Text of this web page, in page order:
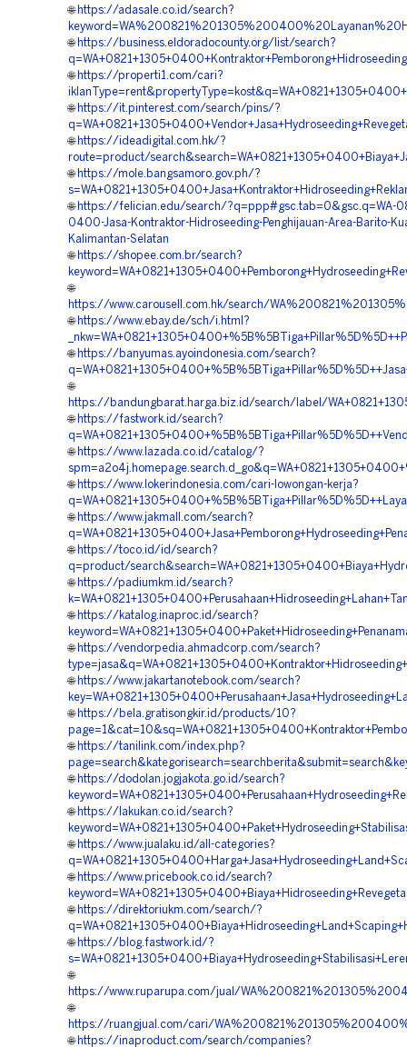
🌐 https://adasale.co.id/search?
🌐 https://business.eldoradocounty.org/list/search?
🌐 https://properti1.com/cari?
🌐 https://it.pinterest.com/search/pins/?
🌐 https://ideadigital.com.hk/?
route=product/
🌐 https://mole.bangsamoro.gov.ph/?
🌐 https://felician.edu/search/?q=ppp#gsc.tab=0&gsc.q=WA-
0400-Jasa-Kontraktor-Hidroseeding-Penghijauan-Area-Barito-
Kalimantan-Selatan
🌐 https://shopee.com.br/search?
🌐
https://www.carousell.com.hk/search/
🌐 https://www.ebay.de/sch/i.html?
🌐 https://banyumas.ayoindonesia.com/search?
🌐
https://bandungbarat.harga.biz.id/search/label/
🌐 https://fastwork.id/search?
🌐 https://www.lazada.co.id/catalog/?
🌐 https://www.lokerindonesia.com/cari-lowongan-kerja?
🌐 https://www.jakmall.com/search?
🌐 https://toco.id/id/search?
q=product/
🌐 https://padiumkm.id/search?
🌐 https://katalog.inaproc.id/search?
🌐 https://vendorpedia.ahmadcorp.com/search?
🌐 https://www.jakartanotebook.com/search?
🌐 https://bela.gratisongkir.id/products/10?
🌐 https://tanilink.com/index.php?
🌐 https://dodolan.jogjakota.go.id/search?
🌐 https://lakukan.co.id/search?
🌐 https://www.jualaku.id/all-categories?
🌐 https://www.pricebook.co.id/search?
🌐 https://direktoriukm.com/search/?
🌐 https://blog.fastwork.id/?
🌐
https://www.ruparupa.com/jual/
🌐
https://ruangjual.com/cari/
🌐 https://inaproduct.com/search/companies?